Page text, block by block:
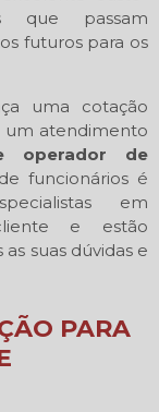
que passam
futuros para os
uma cotação
um atendimento
operador de
funcionários é
em
e estão
suas dúvidas e
PARA